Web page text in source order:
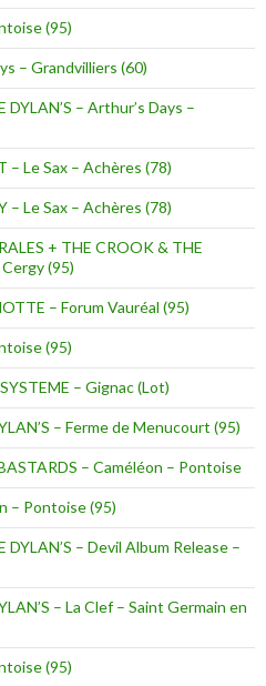
(95)
– Grandvilliers (60)
– Arthur’s Days –
– Le Sax – Achères (78)
– Le Sax – Achères (78)
+ THE CROOK & THE
(95)
– Forum Vauréal (95)
(95)
– Gignac (Lot)
– Ferme de Menucourt (95)
– Caméléon – Pontoise
– Pontoise (95)
– Devil Album Release –
– La Clef – Saint Germain en
(95)